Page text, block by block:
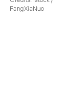
FangXiaNuo